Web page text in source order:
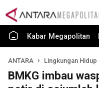
Kabar Megapolitan
ANTARA Lingkungan Hidup
BMKG imbau